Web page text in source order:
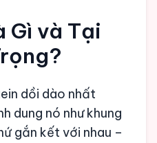
Gì và Tại
dồi dào nhất
dung nó như khung
gắn kết với nhau –